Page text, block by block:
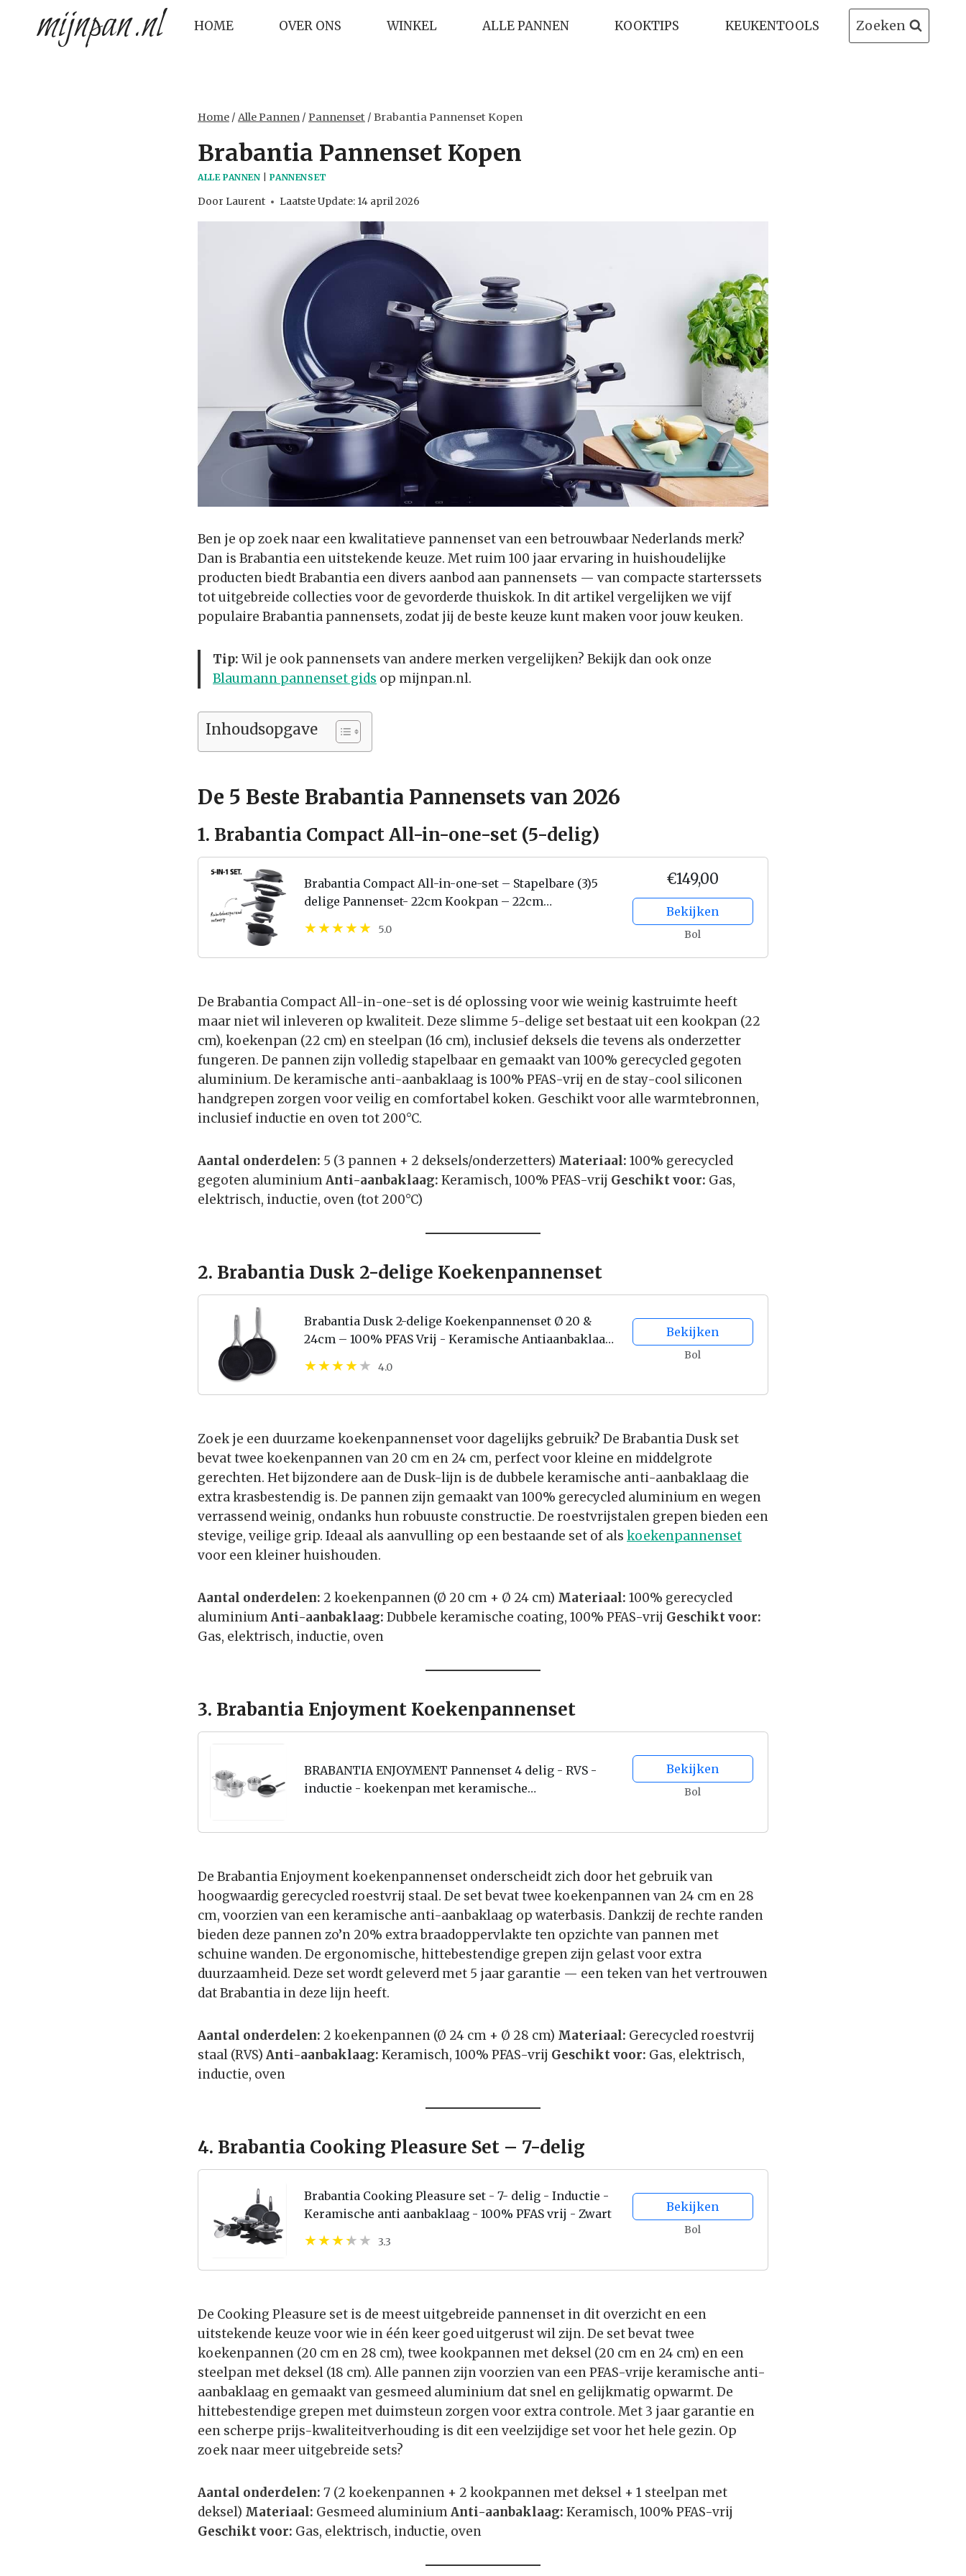
mijnpan.nl HOME OVER ONS WINKEL ALLE PANNEN KOOKTIPS KEUKENTOOLS Zoeken
Home / Alle Pannen / Pannenset / Brabantia Pannenset Kopen
Brabantia Pannenset Kopen
ALLE PANNEN |PANNENSET
Door Laurent Laatste Update: 14 april 2026
Ben je op zoek naar een kwalitatieve pannenset van een betrouwbaar Nederlands merk?
Dan is Brabantia een uitstekende keuze. Met ruim 100 jaar ervaring in huishoudelijke
producten biedt Brabantia een divers aanbod aan pannensets — van compacte starterssets
tot uitgebreide collecties voor de gevorderde thuiskok. In dit artikel vergelijken we vijf
populaire Brabantia pannensets, zodat jij de beste keuze kunt maken voor jouw keuken.
Tip: Wil je ook pannensets van andere merken vergelijken? Bekijk dan ook onze
Blaumann pannenset gids op mijnpan.nl.
Inhoudsopgave
De 5 Beste Brabantia Pannensets van 2026
1. Brabantia Compact All-in-one-set (5-delig)
Brabantia Compact All-in-one-set – Stapelbare (3)5
delige Pannenset- 22cm Kookpan – 22cm
Koekenpan- 16cm Steelpan- Trendy Design-
Stapelbaar - 100% PFAS-vrij...
5.0
€149,00
Bekijken
Bol
De Brabantia Compact All-in-one-set is dé oplossing voor wie weinig kastruimte heeft
maar niet wil inleveren op kwaliteit. Deze slimme 5-delige set bestaat uit een kookpan (22
cm), koekenpan (22 cm) en steelpan (16 cm), inclusief deksels die tevens als onderzetter
fungeren. De pannen zijn volledig stapelbaar en gemaakt van 100% gerecycled gegoten
aluminium. De keramische anti-aanbaklaag is 100% PFAS-vrij en de stay-cool siliconen
handgrepen zorgen voor veilig en comfortabel koken. Geschikt voor alle warmtebronnen,
inclusief inductie en oven tot 200°C.
Aantal onderdelen: 5 (3 pannen + 2 deksels/onderzetters) Materiaal: 100% gerecycled
gegoten aluminiumAnti-aanbaklaag: Keramisch, 100% PFAS-vrij Geschikt voor: Gas,
elektrisch, inductie, oven (tot 200°C)
2. Brabantia Dusk 2-delige Koekenpannenset
Brabantia Dusk 2-delige Koekenpannenset Ø 20 &
24cm – 100% PFAS Vrij - Keramische Antiaanbaklaag
– Inductie Koekenpannenset - Vaatwasser- en
Ovenbestendig –...
4.0
Bekijken
Bol
Zoek je een duurzame koekenpannenset voor dagelijks gebruik? De Brabantia Dusk set
bevat twee koekenpannen van 20 cm en 24 cm, perfect voor kleine en middelgrote
gerechten. Het bijzondere aan de Dusk-lijn is de dubbele keramische anti-aanbaklaag die
extra krasbestendig is. De pannen zijn gemaakt van 100% gerecycled aluminium en wegen
verrassend weinig, ondanks hun robuuste constructie. De roestvrijstalen grepen bieden een
stevige, veilige grip. Ideaal als aanvulling op een bestaande set of als koekenpannenset
voor een kleiner huishouden.
Aantal onderdelen: 2 koekenpannen (Ø 20 cm + Ø 24 cm) Materiaal: 100% gerecycled
aluminiumAnti-aanbaklaag: Dubbele keramische coating, 100% PFAS-vrij Geschikt voor:
Gas, elektrisch, inductie, oven
3. Brabantia Enjoyment Koekenpannenset
BRABANTIA ENJOYMENT Pannenset 4 delig - RVS -
inductie - koekenpan met keramische
Bekijken
Bol
De Brabantia Enjoyment koekenpannenset onderscheidt zich door het gebruik van
hoogwaardig gerecycled roestvrij staal. De set bevat twee koekenpannen van 24 cm en 28
cm, voorzien van een keramische anti-aanbaklaag op waterbasis. Dankzij de rechte randen
bieden deze pannen zo’n 20% extra braadoppervlakte ten opzichte van pannen met
schuine wanden. De ergonomische, hittebestendige grepen zijn gelast voor extra
duurzaamheid. Deze set wordt geleverd met 5 jaar garantie — een teken van het vertrouwen
dat Brabantia in deze lijn heeft.
Aantal onderdelen: 2 koekenpannen (Ø 24 cm + Ø 28 cm) Materiaal: Gerecycled roestvrij
staal (RVS) Anti-aanbaklaag: Keramisch, 100% PFAS-vrij Geschikt voor: Gas, elektrisch,
inductie, oven
4. Brabantia Cooking Pleasure Set – 7-delig
Brabantia Cooking Pleasure set - 7- delig - Inductie -
Keramische anti aanbaklaag - 100% PFAS vrij - Zwart
3.3
Bekijken
Bol
De Cooking Pleasure set is de meest uitgebreide pannenset in dit overzicht en een
uitstekende keuze voor wie in één keer goed uitgerust wil zijn. De set bevat twee
koekenpannen (20 cm en 28 cm), twee kookpannen met deksel (20 cm en 24 cm) en een
steelpan met deksel (18 cm). Alle pannen zijn voorzien van een PFAS-vrije keramische anti-
aanbaklaag en gemaakt van gesmeed aluminium dat snel en gelijkmatig opwarmt. De
hittebestendige grepen met duimsteun zorgen voor extra controle. Met 3 jaar garantie en
een scherpe prijs-kwaliteitverhouding is dit een veelzijdige set voor het hele gezin. Op
zoek naar meer uitgebreide sets?
Aantal onderdelen: 7 (2 koekenpannen + 2 kookpannen met deksel + 1 steelpan met
deksel) Materiaal: Gesmeed aluminiumAnti-aanbaklaag: Keramisch, 100% PFAS-vrij
Geschikt voor: Gas, elektrisch, inductie, oven